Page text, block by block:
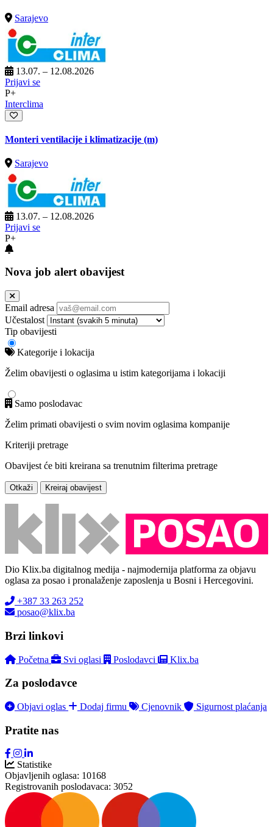
Sarajevo
13.07. – 12.08.2026
Prijavi se
P+
Interclima
Monteri ventilacije i klimatizacije (m)
Sarajevo
13.07. – 12.08.2026
Prijavi se
P+
Nova job alert obavijest
Email adresa
Učestalost
Tip obavijesti
Kategorije i lokacija
Želim obavijesti o oglasima u istim kategorijama i lokaciji
Samo poslodavac
Želim primati obavijesti o svim novim oglasima kompanije
Kriteriji pretrage
Obavijest će biti kreirana sa trenutnim filterima pretrage
Otkaži Kreiraj obavijest
Dio Klix.ba digitalnog medija - najmodernija platforma za objavu
oglasa za posao i pronalaženje zaposlenja u Bosni i Hercegovini.
+387 33 263 252
posao@klix.ba
Brzi linkovi
Početna Svi oglasi Poslodavci Klix.ba
Za poslodavce
Objavi oglas Dodaj firmu Cjenovnik Sigurnost plaćanja
Pratite nas
Statistike
Objavljenih oglasa: 10168
Registrovanih poslodavaca: 3052